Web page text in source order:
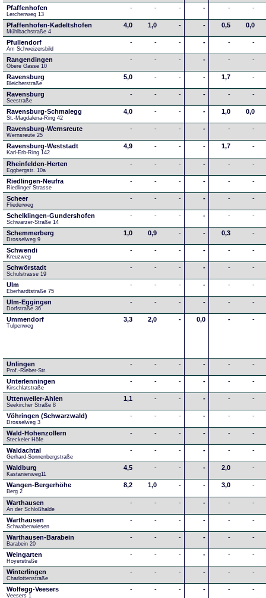
Pfaffenhofen
Lerchenweg 13
- - - - - -
Pfaffenhofen-Kadeltshofen
Mühlbachstraße 4
4,0 1,0 - - 0,5 0,0
Pfullendorf
Am Schweizersbild
- - - - - -
Rangendingen
Obere Gasse 10
- - - - - -
Ravensburg
Bleicherstraße
5,0 - - - 1,7 -
Ravensburg
Seestraße
- - - - - -
Ravensburg-Schmalegg
St.-Magdalena-Ring 42
4,0 - - - 1,0 0,0
Ravensburg-Wernsreute
Wernsreute 25
- - - - - -
Ravensburg-Weststadt
Karl-Erb-Ring 142
4,9 - - - 1,7 -
Rheinfelden-Herten
Eggbergstr. 10a
- - - - - -
Riedlingen-Neufra
Riedlinger Strasse
- - - - - -
Scheer
Fliederweg
- - - - - -
Schelklingen-Gundershofen
Schwarzer-Straße 14
- - - - - -
Schemmerberg
Drosselweg 9
1,0 0,9 - - 0,3 -
Schwendi
Kreuzweg
- - - - - -
Schwörstadt
Schulstrasse 19
- - - - - -
Ulm
Eberhardtstraße 75
- - - - - -
Ulm-Eggingen
Dorfstraße 36
- - - - - -
Ummendorf
Tulpenweg
3,3 2,0 - 0,0 - -
Unlingen
Prof.-Rieber-Str.
- - - - - -
Unterlenningen
Kirschlatstraße
- - - - - -
Uttenweiler-Ahlen
Seekircher Straße 8
1,1 - - - - -
Vöhringen (Schwarzwald)
Drosselweg 3
- - - - - -
Wald-Hohenzollern
Steckeler Höfe
- - - - - -
Waldachtal
Gerhard-Sonnenbergstraße
- - - - - -
Waldburg
Kastanienweg11
4,5 - - - 2,0 -
Wangen-Bergerhöhe
Berg 2
8,2 1,0 - - 3,0 -
Warthausen
An der Schloßhalde
- - - - - -
Warthausen
Schwabenwiesen
- - - - - -
Warthausen-Barabein
Barabein 20
- - - - - -
Weingarten
Hoyerstraße
- - - - - -
Winterlingen
Charlottenstraße
- - - - - -
Wolfegg-Veesers
Veesers 1
- - - - - -